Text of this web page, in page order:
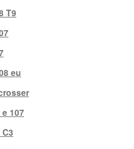
T9
eu
e 107